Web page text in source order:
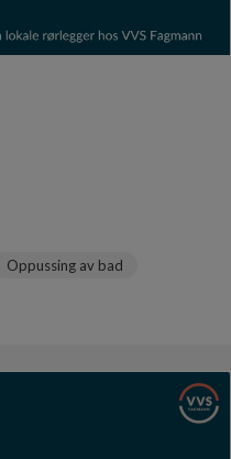
Oppussing av bad